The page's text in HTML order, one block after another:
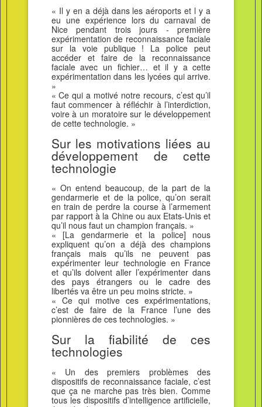
« Il y en a déjà dans les aéroports et l y a
eu une expérience lors du carnaval de
Nice pendant trois jours - première
expérimentation de reconnaissance faciale
sur la voie publique ! La police peut
accéder et faire de la reconnaissance
faciale avec un fichier… et il y a cette
expérimentation dans les lycées qui arrive.
»
« Ce qui a motivé notre recours, c’est qu’il
faut commencer à réfléchir à l’interdiction,
voire à un moratoire sur le développement
de cette technologie. »
Sur les motivations liées au
développement de cette
technologie
« On entend beaucoup, de la part de la
gendarmerie et de la police, qu’on serait
en train de perdre la course à l’armement
par rapport à la Chine ou aux Etats-Unis et
qu’il nous faut un champion français. »
« [La gendarmerie et la police] nous
expliquent qu’on a déjà des champions
français mais qu’ils ne peuvent pas
expérimenter leur technologie en France
et qu’ils doivent aller l’expérimenter dans
des pays étrangers ou le cadre des
libertés va être un peu moins stricte. »
« Ce qui motive ces expérimentations,
c’est de faire de la France l’une des
pionnières de ces technologies. »
Sur la fiabilité de ces
technologies
« Un des premiers problèmes des
dispositifs de reconnaissance faciale, c’est
que ça ne marche pas très bien. Comme
tous les dispositifs d’intelligence artificielle,